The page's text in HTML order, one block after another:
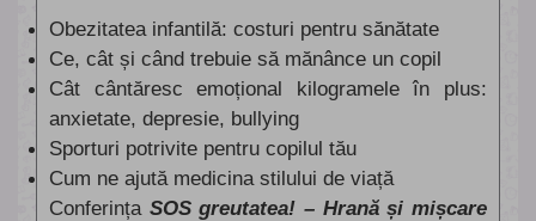
Obezitatea infantilă: costuri pentru sănătate
Ce, cât și când trebuie să mănânce un copil
Cât cântăresc emoțional kilogramele în plus:
anxietate, depresie, bullying
Sporturi potrivite pentru copilul tău
Cum ne ajută medicina stilului de viață
Conferința SOS greutatea! – Hrană și mișcare